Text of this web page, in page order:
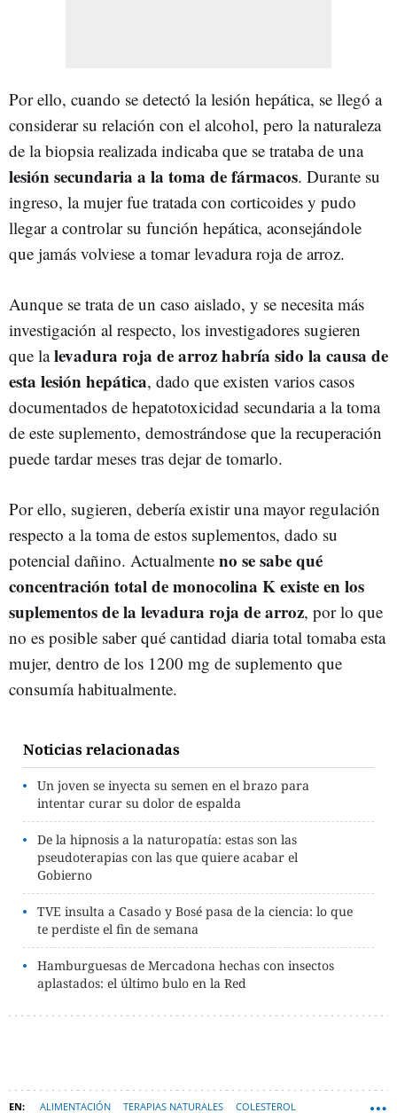
Por ello, cuando se detectó la lesión hepática, se llegó a
considerar su relación con el alcohol, pero la naturaleza
de la biopsia realizada indicaba que se trataba de una
lesión secundaria a la toma de fármacos. Durante su
ingreso, la mujer fue tratada con corticoides y pudo
llegar a controlar su función hepática, aconsejándole
que jamás volviese a tomar levadura roja de arroz.
Aunque se trata de un caso aislado, y se necesita más
investigación al respecto, los investigadores sugieren
que lalevadura roja de arroz habría sido la causa de
esta lesión hepática, dado que existen varios casos
documentados de hepatotoxicidad secundaria a la toma
de este suplemento, demostrándose que la recuperación
puede tardar meses tras dejar de tomarlo.
Por ello, sugieren, debería existir una mayor regulación
respecto a la toma de estos suplementos, dado su
potencial dañino. Actualmente no se sabe qué
concentración total de monocolina K existe en los
suplementos de la levadura roja de arroz, por lo que
no es posible saber qué cantidad diaria total tomaba esta
mujer, dentro de los 1200 mg de suplemento que
consumía habitualmente.
Noticias relacionadas
Un joven se inyecta su semen en el brazo para
intentar curar su dolor de espalda
De la hipnosis a la naturopatía: estas son las
pseudoterapias con las que quiere acabar el
Gobierno
TVE insulta a Casado y Bosé pasa de la ciencia: lo que
te perdiste el fin de semana
Hamburguesas de Mercadona hechas con insectos
aplastados: el último bulo en la Red
ALIMENTACIÓN TERAPIAS NATURALES COLESTEROL